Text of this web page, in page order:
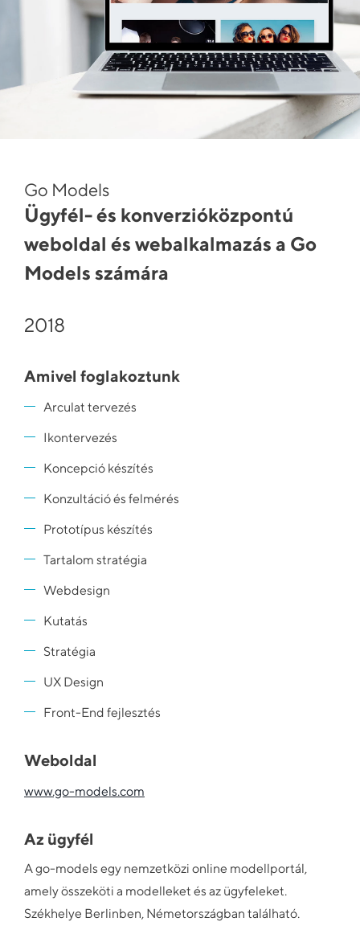
Go Models
Ügyfél- és konverzióközpontú
weboldal és webalkalmazás a Go
Models számára
2018
Amivel foglakoztunk
Arculat tervezés
Ikontervezés
Koncepció készítés
Konzultáció és felmérés
Prototípus készítés
Tartalom stratégia
Webdesign
Kutatás
Stratégia
UX Design
Front-End fejlesztés
Weboldal
www.go-models.com
Az ügyfél
A go-models egy nemzetközi online modellportál,
amely összeköti a modelleket és az ügyfeleket.
Székhelye Berlinben, Németországban található.